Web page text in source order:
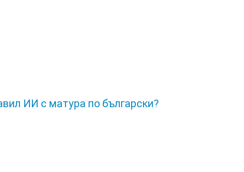
ИИ с матура по български?